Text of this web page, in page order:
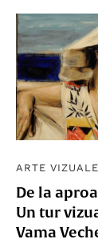
ARTE VIZUALE
De la
Un tur
Vama